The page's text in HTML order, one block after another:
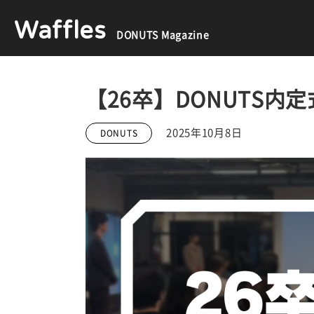
Waffles DONUTS Magazine
【26卒】DONUTS内
DONUTS 2025年10月8日